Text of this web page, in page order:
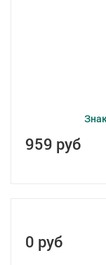
959 руб
0 руб